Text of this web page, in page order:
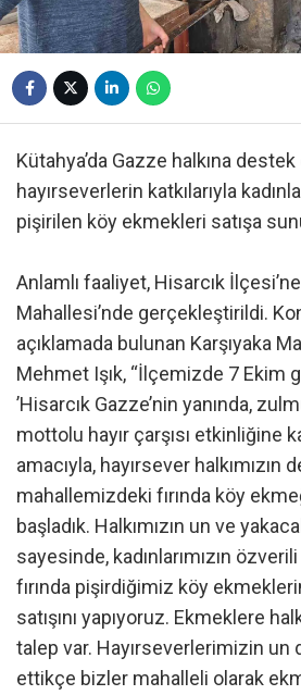
Kütahya’da Gazze halkına
hayırseverlerin katkılarıyla
pişirilen köy ekmekleri satışa
Anlamlı faaliyet, Hisarcık İlçesi’ne
Mahallesi’nde gerçekleştirildi.
açıklamada bulunan Karşıyaka
Mehmet Işık, “İlçemizde 7 Ekim
’Hisarcık Gazze’nin yanında,
mottolu hayır çarşısı etkinliğine
amacıyla, hayırsever halkımızın
mahallemizdeki fırında köy
başladık. Halkımızın un ve
sayesinde, kadınlarımızın
fırında pişirdiğimiz köy
satışını yapıyoruz. Ekmeklere
talep var. Hayırseverlerimizin un
ettikçe bizler mahalleli olarak